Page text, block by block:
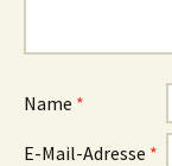
Name *
E-Mail-Adresse *